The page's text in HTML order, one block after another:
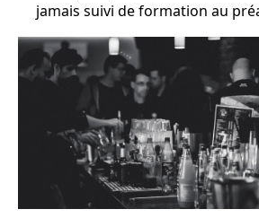
jamais suivi de formation au